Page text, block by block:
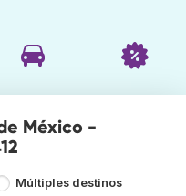
México -
Múltiples destinos